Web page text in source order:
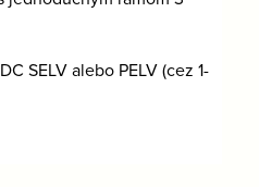
SELV alebo PELV (cez 1-